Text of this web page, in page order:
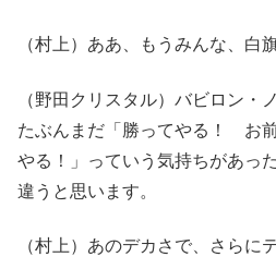
（村上）ああ、もうみんな、白
（野田クリスタル）バビロン・
たぶんまだ「勝ってやる！ お
やる！」っていう気持ちがあっ
違うと思います。
（村上）あのデカさで、さらに